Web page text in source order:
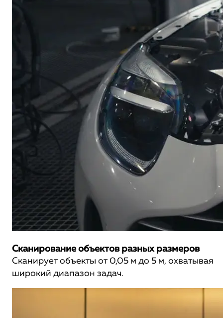
Сканирование объектов разных размеров
Сканирует объекты от 0,05 м до 5 м, охватывая
широкий диапазон задач.